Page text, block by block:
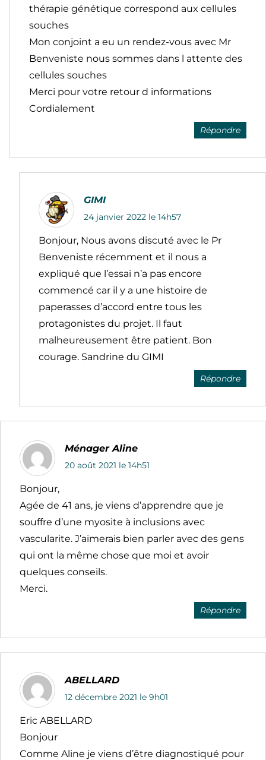
thérapie génétique correspond aux cellules
souches
Mon conjoint a eu un rendez-vous avec Mr
Benveniste nous sommes dans l attente des
cellules souches
Merci pour votre retour d informations
Cordialement
Répondre
GIMI
24 janvier 2022 le 14h57
Bonjour, Nous avons discuté avec le Pr
Benveniste récemment et il nous a
expliqué que l’essai n’a pas encore
commencé car il y a une histoire de
paperasses d’accord entre tous les
protagonistes du projet. Il faut
malheureusement être patient. Bon
courage. Sandrine du GIMI
Répondre
Ménager Aline
20 août 2021 le 14h51
Bonjour,
Agée de 41 ans, je viens d’apprendre que je
souffre d’une myosite à inclusions avec
vascularite. J’aimerais bien parler avec des gens
qui ont la même chose que moi et avoir
quelques conseils.
Merci.
Répondre
ABELLARD
12 décembre 2021 le 9h01
Eric ABELLARD
Bonjour
Comme Aline je viens d’être diagnostiqué pour